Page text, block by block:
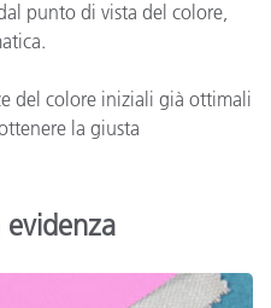
punto di vista del colore,
del colore iniziali già ottimali
la giusta
evidenza